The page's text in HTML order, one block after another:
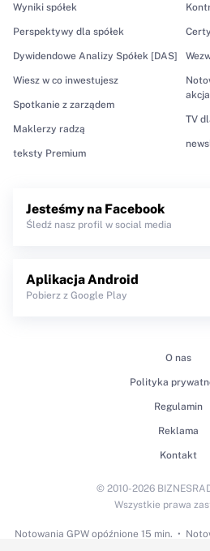
Wyniki spółek
Perspektywy dla spółek
Dywidendowe Analizy Spółek [DAS]
Wiesz w co inwestujesz
Spotkanie z zarządem
Maklerzy radzą
teksty Premium
TV
Jesteśmy na Facebook
Śledź nasz profil w social media
Aplikacja Android
Pobierz z Google Play
O nas
Polityka
Regulamin
Reklama
Kontakt
Notowania GPWopóźnione 15 min.
© 2010-2026
Wszystkie prawa